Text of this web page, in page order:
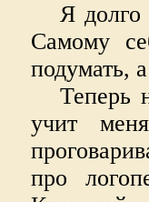
Я долго
Самому
подумать,
Теперь
учит
про